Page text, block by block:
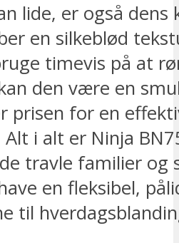
lide, er også
en silkeblød
timevis på at
den være en
prisen for en
i alt er Ninja
travle familier og
en fleksibel,
til